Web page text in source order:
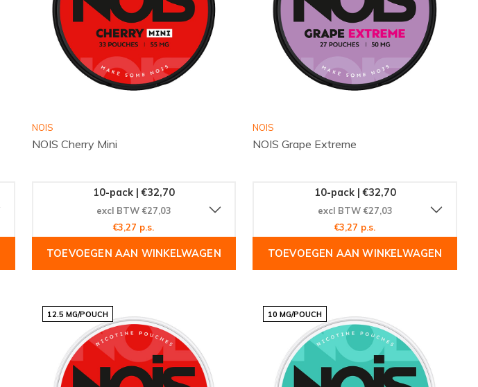
NOIS
NOIS Cherry Mini
10-pack | €32,70
excl BTW €27,03
€3,27 p.s.
TOEVOEGEN AAN WINKELWAGEN
NOIS
NOIS Grape Extreme
10-pack | €32,70
excl BTW €27,03
€3,27 p.s.
TOEVOEGEN AAN WINKELWAGEN
12.5 MG/POUCH 10 MG/POUCH